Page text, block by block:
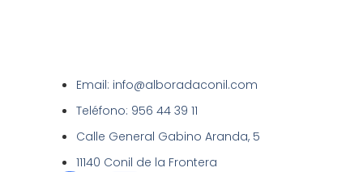
Email: info@alboradaconil.com
Teléfono: 956 44 39 11
Calle General Gabino Aranda, 5
11140 Conil de la Frontera